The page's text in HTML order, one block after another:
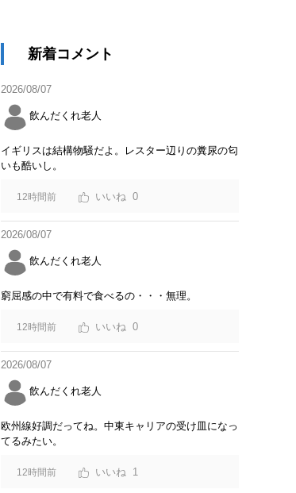
新着コメント
2026/08/07
飲んだくれ老人
イギリスは結構物騒だよ。レスター辺りの糞尿の匂
いも酷いし。
12時間前 0
2026/08/07
飲んだくれ老人
窮屈感の中で有料で食べるの・・・無理。
12時間前 0
2026/08/07
飲んだくれ老人
欧州線好調だってね。中東キャリアの受け皿になっ
てるみたい。
12時間前 1